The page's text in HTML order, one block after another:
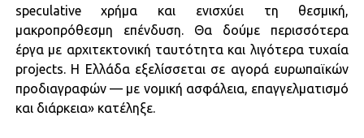
speculative χρήμα και ενισχύει τη θεσμική,
μακροπρόθεσμη επένδυση. Θα δούμε περισσότερα
έργα με αρχιτεκτονική ταυτότητα και λιγότερα τυχαία
projects. Η Ελλάδα εξελίσσεται σε αγορά ευρωπαϊκών
προδιαγραφών — με νομική ασφάλεια, επαγγελματισμό
και διάρκεια» κατέληξε.